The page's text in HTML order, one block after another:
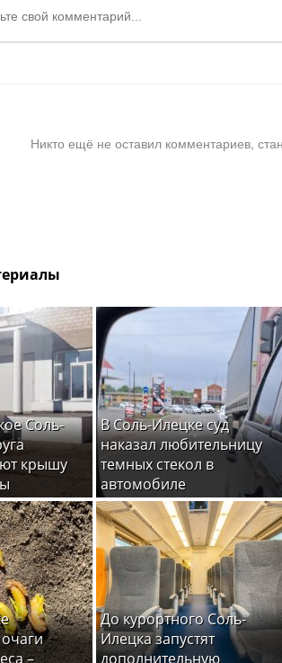
Никто ещё не оставил комментариев,
Соль-
крышу
В Соль-Илецке суд
наказал любительницу
темных стекол в
автомобиле
–
До курортного Соль-
Илецка запустят
дополнительную